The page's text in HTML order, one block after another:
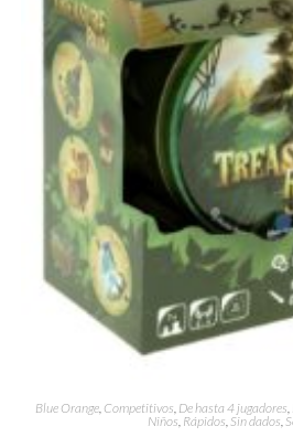
Blue Orange Competitivos De hasta 4 jugadores
Niños Rápidos Sin dados